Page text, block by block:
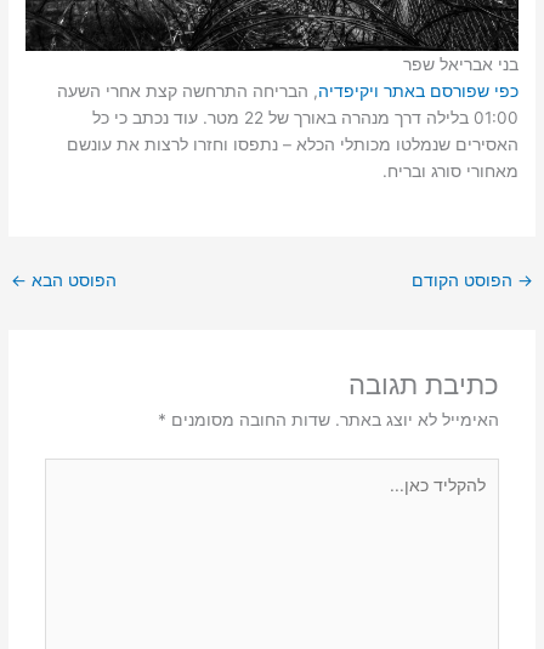
בני אבריאל שפר
כפי שפורסם באתר ויקיפדיה, הבריחה התרחשה קצת אחרי השעה
01:00 בלילה דרך מנהרה באורך של 22 מטר. עוד נכתב כי כל
האסירים שנמלטו מכותלי הכלא – נתפסו וחזרו לרצות את עונשם
מאחורי סורג ובריח.
→ הפוסט הקודם הפוסט הבא ←
כתיבת תגובה
האימייל לא יוצג באתר. שדות החובה מסומנים *
כאן...